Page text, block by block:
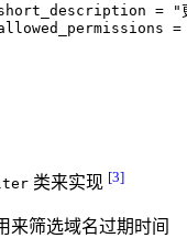
=
"
=
类来实现 [3]
来筛选域名过期时间